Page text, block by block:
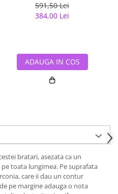
591,50 Lei
384,00 Lei
ADAUGA IN COS
bratari, asezata ca un
toata lungimea. Pe suprafata
care ii dau un contur
pe margine adauga o nota